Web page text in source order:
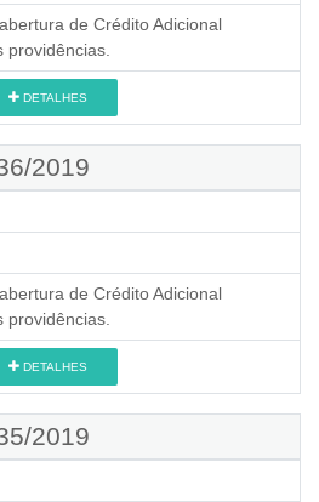
de Crédito Adicional
providências.
DETALHES
2019
de Crédito Adicional
providências.
DETALHES
2019